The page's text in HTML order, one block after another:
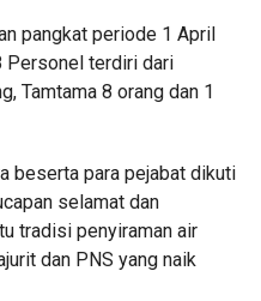
pangkat periode 1 April
Personel terdiri dari
Tamtama 8 orang dan 1
beserta para pejabat dikuti
selamat dan
tradisi penyiraman air
dan PNS yang naik